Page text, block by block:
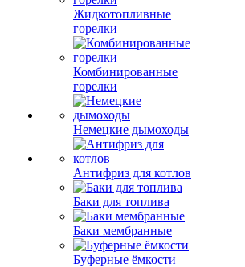
Жидкотопливные
горелки
Комбинированные
горелки
Немецкие дымоходы
Антифриз для котлов
Баки для топлива
Баки мембранные
Буферные ёмкости